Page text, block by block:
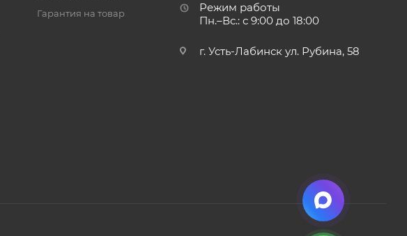
Гарантия на товар
Режим работы
Пн.–Вс.: с 9:00 до 18:00
г. Усть-Лабинск ул. Рубина, 58